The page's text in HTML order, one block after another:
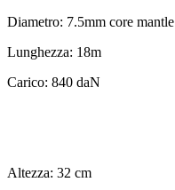
Diametro: 7.5mm core mantle
Lunghezza: 18m
Carico: 840 daN
Altezza: 32 cm